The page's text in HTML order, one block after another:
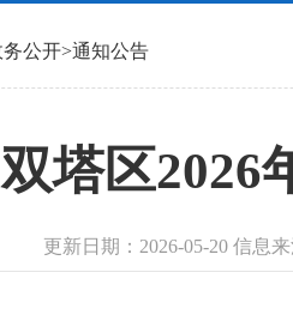
务公开>通知公告
双塔区2026
更新日期：2026-05-20 信息